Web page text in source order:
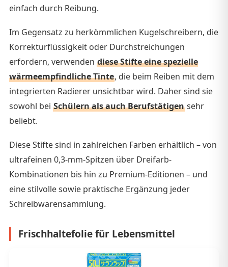
einfach durch Reibung.
Im Gegensatz zu herkömmlichen Kugelschreibern, die
Korrekturflüssigkeit oder Durchstreichungen
erfordern, verwenden diese Stifte eine spezielle
wärmeempfindliche Tinte, die beim Reiben mit dem
integrierten Radierer unsichtbar wird. Daher sind sie
sowohl bei Schülern als auch Berufstätigen sehr
beliebt.
Diese Stifte sind in zahlreichen Farben erhältlich – von
ultrafeinen 0,3-mm-Spitzen über Dreifarb-
Kombinationen bis hin zu Premium-Editionen – und
eine stilvolle sowie praktische Ergänzung jeder
Schreibwarensammlung.
Frischhaltefolie für Lebensmittel